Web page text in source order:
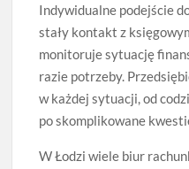
Indywidualne podejście
stały kontakt z
monitoruje sytuację
razie potrzeby.
w każdej sytuacji, od
po skomplikowane
W Łodzi wiele biur